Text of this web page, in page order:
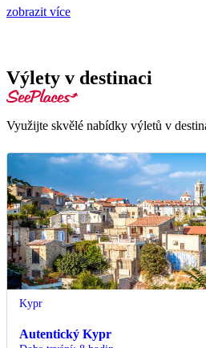
zobrazit více
Výlety v destinaci
Využijte skvělé nabídky výletů v
Kypr
Autentický Kypr